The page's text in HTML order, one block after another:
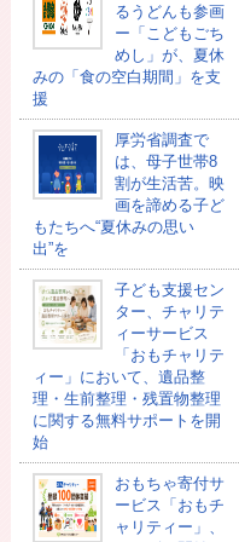
るうどんも参画
ー「こどもごち
めし」が、夏休
みの「食の空白期間」を支
援
厚労省調査で
は、母子世帯8
割が生活苦。映
画を諦める子ど
もたちへ“夏休みの思い
出”を
子ども支援セン
ター、チャリテ
ィーサービス
「おもチャリテ
ィー」において、遺品整
理・生前整理・残置物整理
に関する無料サポートを開
始
おもちゃ寄付サ
ービス「おもチ
ャリティー」、